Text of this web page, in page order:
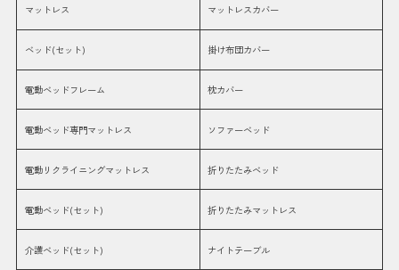
マットレス
ベッド(セット)
電動ベッドフレーム
電動ベッド専門マットレス
電動リクライニングマットレス
電動ベッド(セット)
介護ベッド(セット)
マットレスカバー
掛け布団カバー
枕カバー
ソファーベッド
折りたたみベッド
折りたたみマットレス
ナイトテーブル